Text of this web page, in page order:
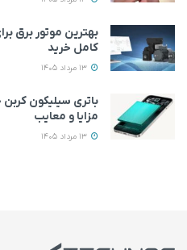
بهترین موتور برق
کامل خرید
باتری سیلیکون
مزایا و معایب